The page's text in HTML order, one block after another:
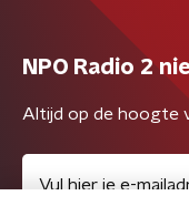
NPO Radio 2
Altijd op de hoogte